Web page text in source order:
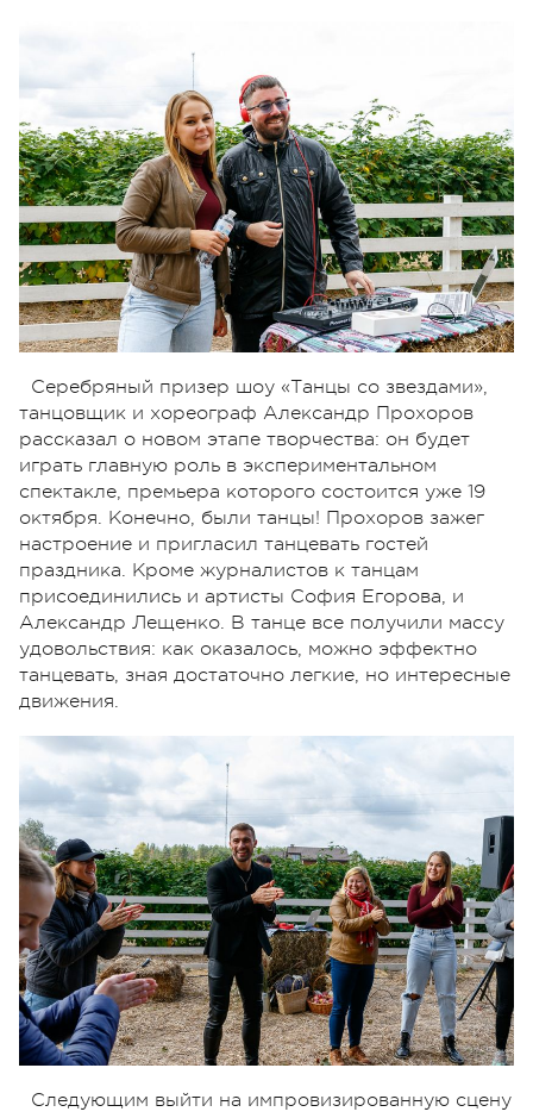
Серебряный призер шоу «Танцы со звездами»,
танцовщик и хореограф Александр Прохоров
рассказал о новом этапе творчества: он будет
играть главную роль в экспериментальном
спектакле, премьера которого состоится уже 19
октября. Конечно, были танцы! Прохоров зажег
настроение и пригласил танцевать гостей
праздника. Кроме журналистов к танцам
присоединились и артисты София Егорова, и
Александр Лещенко. В танце все получили массу
удовольствия: как оказалось, можно эффектно
танцевать, зная достаточно легкие, но интересные
движения.
Следующим выйти на импровизированную сцену